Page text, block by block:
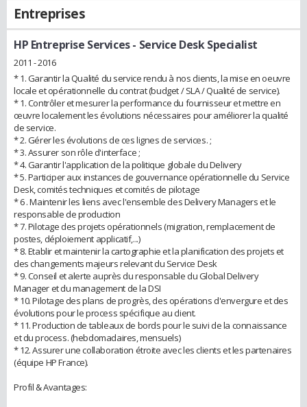
Entreprises
HP Entreprise Services- Service Desk Specialist
2011 - 2016
* 1. Garantir la Qualité du service rendu à nos clients, la mise en oeuvre
locale et opérationnelle du contrat (budget / SLA / Qualité de service).
* 1. Contrôler et mesurer la performance du fournisseur et mettre en
œuvre localement les évolutions nécessaires pour améliorer la qualité
de service.
* 2. Gérer les évolutions de ces lignes de services. ;
* 3. Assurer son rôle d'interface ;
* 4. Garantir l'application de la politique globale du Delivery
* 5. Participer aux instances de gouvernance opérationnelle du Service
Desk, comités techniques et comités de pilotage
* 6 . Maintenir les liens avec l'ensemble des Delivery Managers et le
responsable de production
* 7. Pilotage des projets opérationnels (migration, remplacement de
postes, déploiement applicatif,...)
* 8. Etablir et maintenir la cartographie et la planification des projets et
des changements majeurs relevant du Service Desk
* 9. Conseil et alerte auprès du responsable du Global Delivery
Manager et du management de la DSI
* 10. Pilotage des plans de progrès, des opérations d'envergure et des
évolutions pour le process spécifique au client.
* 11. Production de tableaux de bords pour le suivi de la connaissance
et du process. (hebdomadaires, mensuels)
* 12. Assurer une collaboration étroite avec les clients et les partenaires
(équipe HP France).
Profil & Avantages: